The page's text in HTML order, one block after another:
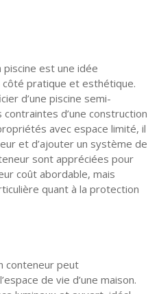
est une idée
pratique et esthétique.
d’une piscine semi-
d’une construction
avec espace limité, il
et d’ajouter un système de
sont appréciées pour
coût abordable, mais
quant à la protection
conteneur peut
de vie d’une maison.